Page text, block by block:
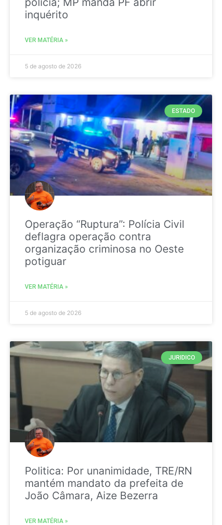
inquérito
VER MATÉRIA »
5 de agosto de 2026
ESTADO
Operação “Ruptura”: Polícia Civil
deflagra operação contra
organização criminosa no Oeste
potiguar
VER MATÉRIA »
5 de agosto de 2026
JURIDICO
Politica: Por unanimidade, TRE/RN
mantém mandato da prefeita de
João Câmara, Aize Bezerra
VER MATÉRIA »